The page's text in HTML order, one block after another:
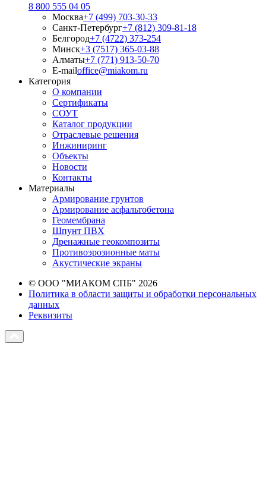
8 800 555 04 05
Москва+7 (499) 703-30-33
Санкт-Петербург+7 (812) 309-81-18
Белгород+7 (4722) 373-254
Минск+3 (7517) 365-03-88
Алматы+7 (771) 913-50-70
E-mailoffice@miakom.ru
Категория
О компании
Сертификаты
СОУТ
Каталог продукции
Отраслевые решения
Инжиниринг
Объекты
Новости
Контакты
Материалы
Армирование грунтов
Армирование асфальтобетона
Геомембрана
Шпунт ПВХ
Дренажные геокомпозиты
Противоэрозионные маты
Акустические экраны
© ООО "МИАКОМ СПБ" 2026
Политика в области защиты и обработки персональных
данных
Реквизиты